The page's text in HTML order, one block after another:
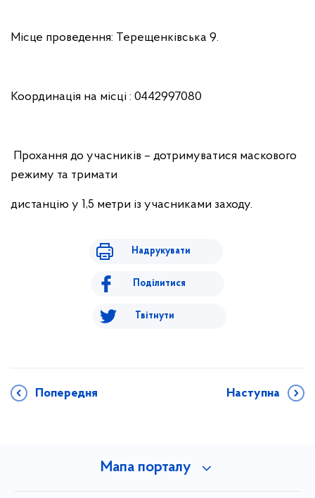
Місце проведення: Терещенківська 9.
Координація на місці : 0442997080
Прохання до учасників – дотримуватися маскового
режиму та тримати
дистанцію у 1,5 метри із учасниками заходу.
Надрукувати
Поділитися
Твітнути
Попередня Наступна
Мапа порталу